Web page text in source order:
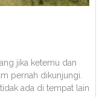
jika ketemu dan
pernah dikunjungi.
ada di tempat lain